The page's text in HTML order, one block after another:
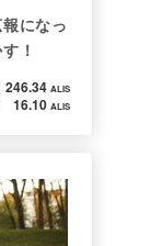
になっ
！
246.34 ALIS
16.10 ALIS